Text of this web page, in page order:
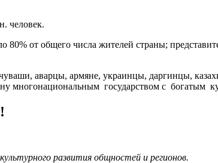
человек.
от общего числа жителей страны;
аварцы, армяне, украинцы, даргинцы,
многонациональным государством с богатым
развития общностей и регионов.